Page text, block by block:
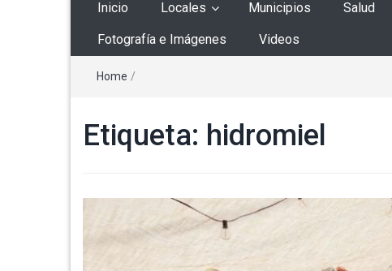
Inicio Locales Municipios Salud
Fotografía e Imágenes Videos
Home /
Etiqueta: hidromiel